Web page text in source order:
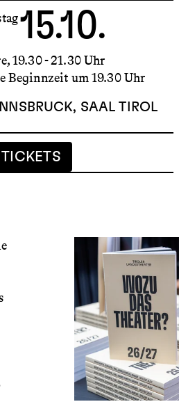
15.10.
19.30 - 21.30 Uhr
Beginnzeit um 19.30 Uhr
SAAL TIROL
TICKETS